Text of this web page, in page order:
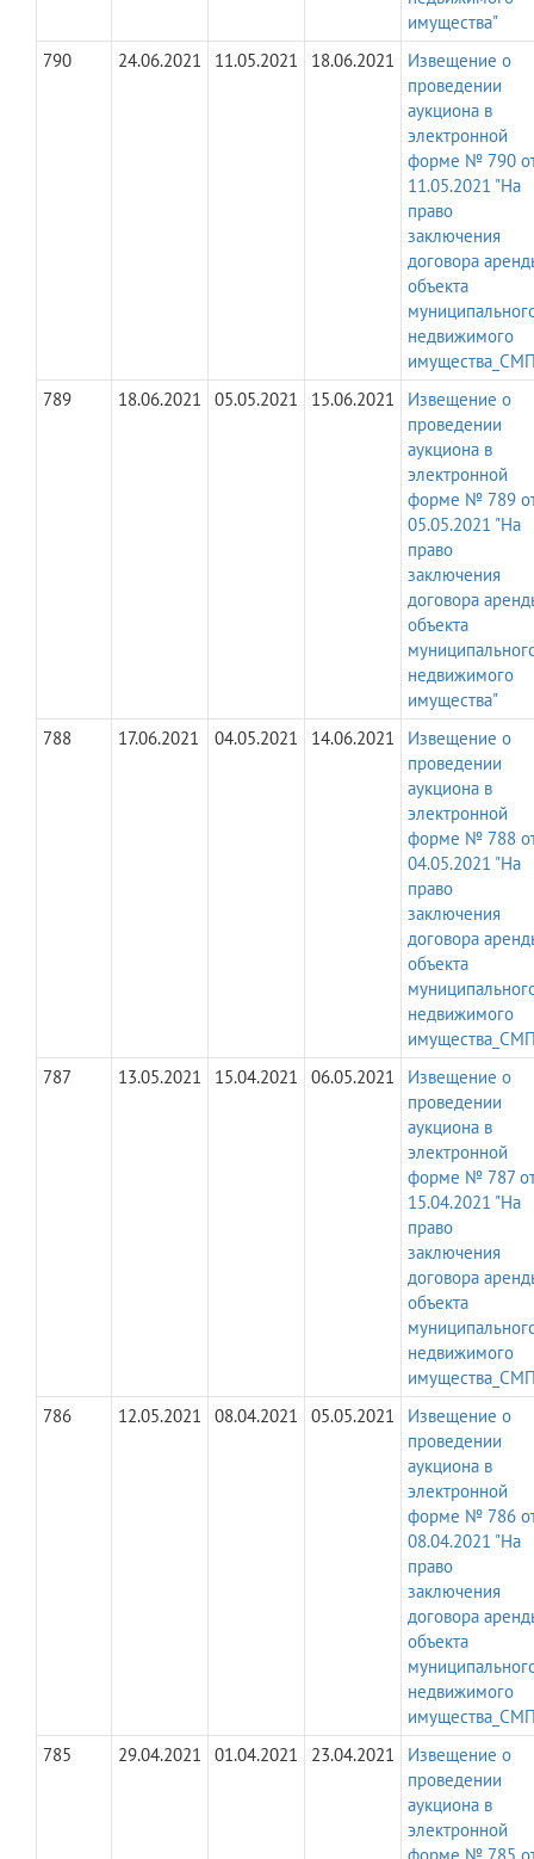
имущества"
790
24.06.2021 11.05.2021 18.06.2021
Извещение о
проведении
аукциона в
электронной
форме № 790
11.05.2021 "На
право
заключения
договора
объекта
недвижимого
789
18.06.2021 05.05.2021 15.06.2021
Извещение о
проведении
аукциона в
электронной
форме № 789
05.05.2021 "На
право
заключения
договора
объекта
недвижимого
имущества"
788
17.06.2021 04.05.2021 14.06.2021
Извещение о
проведении
аукциона в
электронной
форме № 788
04.05.2021 "На
право
заключения
договора
объекта
недвижимого
787
13.05.2021 15.04.2021 06.05.2021
Извещение о
проведении
аукциона в
электронной
форме № 787
15.04.2021 "На
право
заключения
договора
объекта
недвижимого
786
12.05.2021 08.04.2021 05.05.2021
Извещение о
проведении
аукциона в
электронной
форме № 786
08.04.2021 "На
право
заключения
договора
объекта
недвижимого
785
29.04.2021 01.04.2021 23.04.2021
Извещение о
проведении
аукциона в
электронной